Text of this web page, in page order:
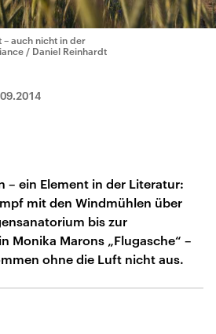
– auch nicht in der
/ Daniel Reinhardt
– ein Element in der Literatur:
mit den Windmühlen über
bis zur
Monika Marons „Flugasche“ –
ohne die Luft nicht aus.